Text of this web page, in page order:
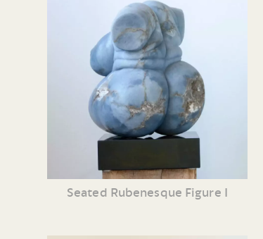
Seated Rubenesque Figure I